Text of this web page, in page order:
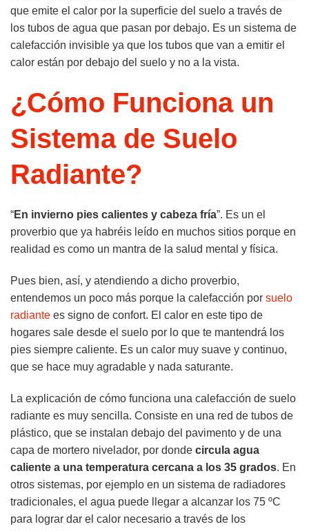
que emite el calor por la superficie del suelo a través de
los tubos de agua que pasan por debajo. Es un sistema de
calefacción invisible ya que los tubos que van a emitir el
calor están por debajo del suelo y no a la vista.
¿Cómo Funciona un
Sistema de Suelo
Radiante?
“En invierno pies calientes y cabeza fría”. Es un el
proverbio que ya habréis leído en muchos sitios porque en
realidad es como un mantra de la salud mental y física.
Pues bien, así, y atendiendo a dicho proverbio,
entendemos un poco más porque la calefacción por suelo
radiante es signo de confort. El calor en este tipo de
hogares sale desde el suelo por lo que te mantendrá los
pies siempre caliente. Es un calor muy suave y continuo,
que se hace muy agradable y nada saturante.
La explicación de cómo funciona una calefacción de suelo
radiante es muy sencilla. Consiste en una red de tubos de
plástico, que se instalan debajo del pavimento y de una
capa de mortero nivelador, por donde circula agua
caliente a una temperatura cercana a los 35 grados. En
otros sistemas, por ejemplo en un sistema de radiadores
tradicionales, el agua puede llegar a alcanzar los 75 ºC
para lograr dar el calor necesario a través de los